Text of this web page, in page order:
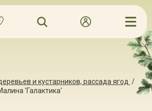
и кустарников, рассада ягод /
'Галактика'